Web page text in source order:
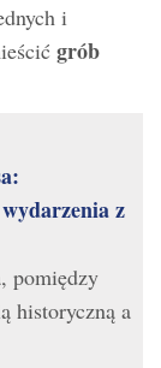
i
grób
z
pomiędzy
historyczną a